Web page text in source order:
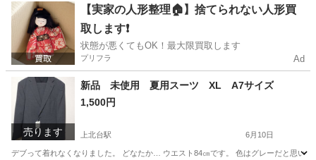
東京 東大和市 上北台駅 その他 分電盤
【実家の人形整理🏠】捨てられない人形買
取します❗️
状態が悪くてもOK！最大限買取します
プリフラ Ad
売ります
新品 未使用 夏用スーツ XL A7サイズ
1,500円
上北台駅 6月10日
デブって着れなくなりました。 どなたか… ウエスト84㎝です。 色はグレーだと思い